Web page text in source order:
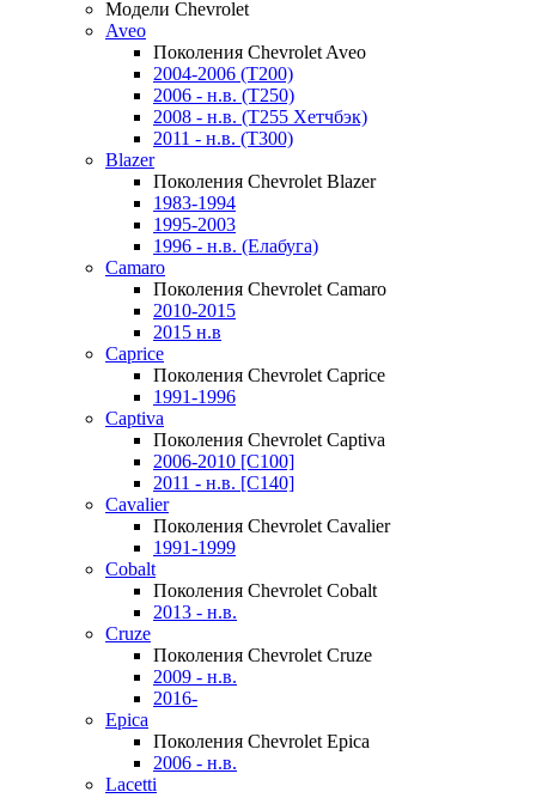
Модели Chevrolet
Aveo
Поколения Chevrolet Aveo
2004-2006 (T200)
2006 - н.в. (T250)
2008 - н.в. (T255 Хетчбэк)
2011 - н.в. (Т300)
Blazer
Поколения Chevrolet Blazer
1983-1994
1995-2003
1996 - н.в. (Елабуга)
Camaro
Поколения Chevrolet Camaro
2010-2015
2015 н.в
Caprice
Поколения Chevrolet Caprice
1991-1996
Captiva
Поколения Chevrolet Captiva
2006-2010 [C100]
2011 - н.в. [C140]
Cavalier
Поколения Chevrolet Cavalier
1991-1999
Cobalt
Поколения Chevrolet Cobalt
2013 - н.в.
Cruze
Поколения Chevrolet Cruze
2009 - н.в.
2016-
Epica
Поколения Chevrolet Epica
2006 - н.в.
Lacetti